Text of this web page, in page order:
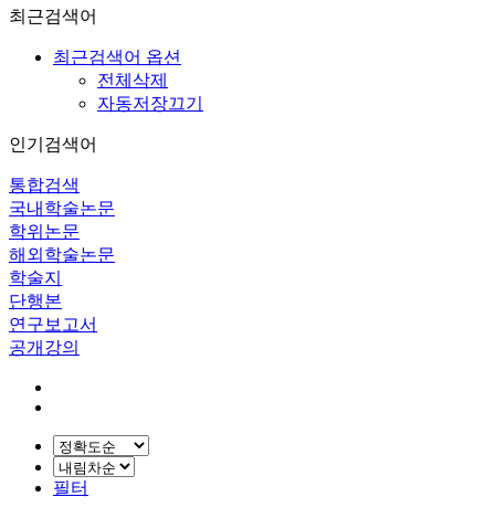
최근검색어
최근검색어 옵션
전체삭제
자동저장끄기
인기검색어
통합검색
국내학술논문
학위논문
해외학술논문
학술지
단행본
연구보고서
공개강의
필터